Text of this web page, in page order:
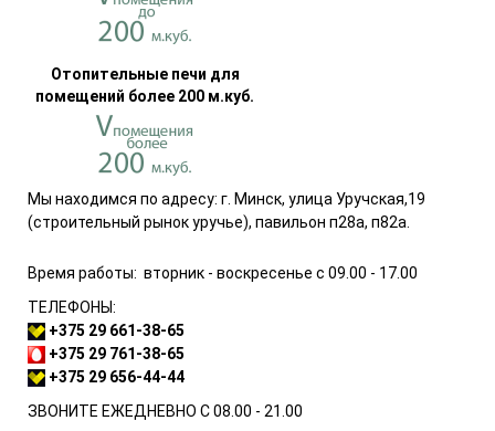
Отопительные печи для
помещений более 200 м.куб.
Мы находимся по адресу: г. Минск, улица Уручская,19
(строительный рынок уручье), павильон п28а, п82а.
Время работы: вторник - воскресенье с 09.00 - 17.00
ТЕЛЕФОНЫ:
+375 29 661-38-65
+375 29 761-38-65
+375 29 656-44-44
ЗВОНИТЕ ЕЖЕДНЕВНО С 08.00 - 21.00